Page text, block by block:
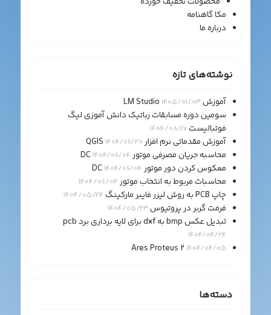
مکا گاهنامه
درباره ما
نوشته‌های تازه
آموزش LM Studio 1405/01/03
سومین دوره مسابقات رباتیک دانش آموزی لیگ
فوتبالیست1404/08/17
آموزش مقدماتی نرم افزار QGIS1404/06/20
محاسبه جریان مصرفی موتور DC1404/06/04
معکوس کردن دور موتور DC1404/06/04
محاسبات مربوط به انتخاب موتور 1404/06/04
چاپ PCB به روش لیزر فایبر مارکینگ 1404/05/24
فرمت گربر در پروتیوس 1404/05/23
تبدیل عکس bmp به dxf برای لایه برداری برد pcb
1404/04/24
Ares Proteus 2 1404/04/05
دسته‌ها